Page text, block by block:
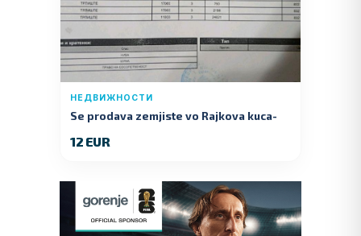
НЕДВИЖНОСТИ
Se prodava zemjiste vo Rajkova kuca-
12 EUR